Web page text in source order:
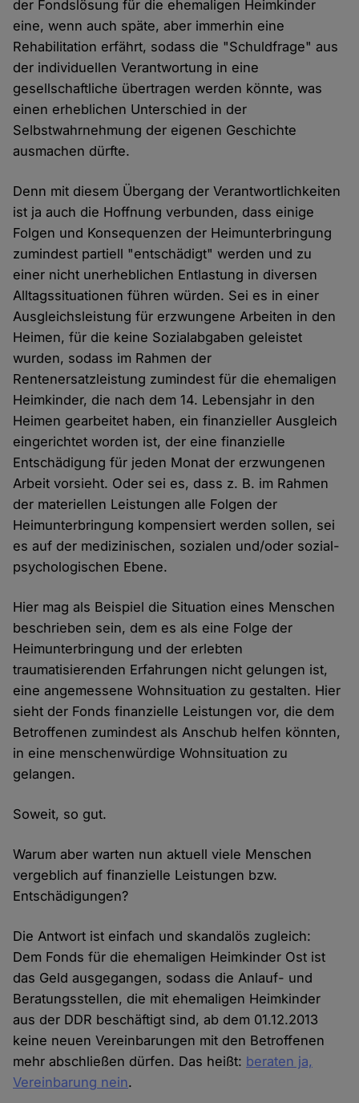
der Fondslösung für die ehemaligen Heimkinder
eine, wenn auch späte, aber immerhin eine
Rehabilitation erfährt, sodass die "Schuldfrage" aus
der individuellen Verantwortung in eine
gesellschaftliche übertragen werden könnte, was
einen erheblichen Unterschied in der
Selbstwahrnehmung der eigenen Geschichte
ausmachen dürfte.
Denn mit diesem Übergang der Verantwortlichkeiten
ist ja auch die Hoffnung verbunden, dass einige
Folgen und Konsequenzen der Heimunterbringung
zumindest partiell "entschädigt" werden und zu
einer nicht unerheblichen Entlastung in diversen
Alltagssituationen führen würden. Sei es in einer
Ausgleichsleistung für erzwungene Arbeiten in den
Heimen, für die keine Sozialabgaben geleistet
wurden, sodass im Rahmen der
Rentenersatzleistung zumindest für die ehemaligen
Heimkinder, die nach dem 14. Lebensjahr in den
Heimen gearbeitet haben, ein finanzieller Ausgleich
eingerichtet worden ist, der eine finanzielle
Entschädigung für jeden Monat der erzwungenen
Arbeit vorsieht. Oder sei es, dass z. B. im Rahmen
der materiellen Leistungen alle Folgen der
Heimunterbringung kompensiert werden sollen, sei
es auf der medizinischen, sozialen und/oder sozial-
psychologischen Ebene.
Hier mag als Beispiel die Situation eines Menschen
beschrieben sein, dem es als eine Folge der
Heimunterbringung und der erlebten
traumatisierenden Erfahrungen nicht gelungen ist,
eine angemessene Wohnsituation zu gestalten. Hier
sieht der Fonds finanzielle Leistungen vor, die dem
Betroffenen zumindest als Anschub helfen könnten,
in eine menschenwürdige Wohnsituation zu
gelangen.
Soweit, so gut.
Warum aber warten nun aktuell viele Menschen
vergeblich auf finanzielle Leistungen bzw.
Entschädigungen?
Die Antwort ist einfach und skandalös zugleich:
Dem Fonds für die ehemaligen Heimkinder Ost ist
das Geld ausgegangen, sodass die Anlauf- und
Beratungsstellen, die mit ehemaligen Heimkinder
aus der DDR beschäftigt sind, ab dem 01.12.2013
keine neuen Vereinbarungen mit den Betroffenen
mehr abschließen dürfen. Das heißt: beraten ja,
Vereinbarung nein.